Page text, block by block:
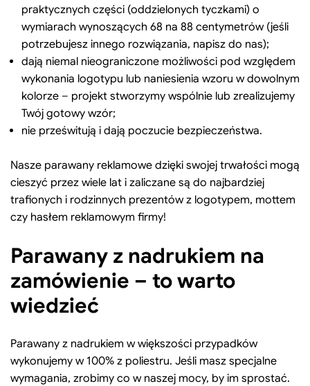
praktycznych części (oddzielonych tyczkami) o
wymiarach wynoszących 68 na 88 centymetrów (jeśli
potrzebujesz innego rozwiązania, napisz do nas);
dają niemal nieograniczone możliwości pod względem
wykonania logotypu lub naniesienia wzoru w dowolnym
kolorze – projekt stworzymy wspólnie lub zrealizujemy
Twój gotowy wzór;
nie prześwitują i dają poczucie bezpieczeństwa.
Nasze parawany reklamowe dzięki swojej trwałości mogą
cieszyć przez wiele lat i zaliczane są do najbardziej
trafionych i rodzinnych prezentów z logotypem, mottem
czy hasłem reklamowym firmy!
Parawany z nadrukiem na
zamówienie – to warto
wiedzieć
Parawany z nadrukiem w większości przypadków
wykonujemy w 100% z poliestru. Jeśli masz specjalne
wymagania, zrobimy co w naszej mocy, by im sprostać.